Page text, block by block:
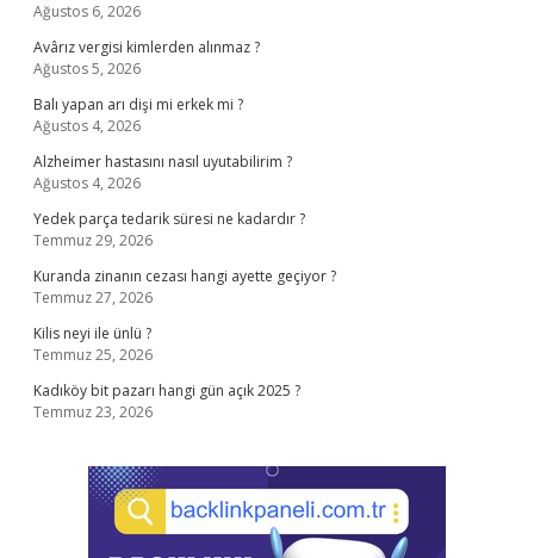
Ağustos 6, 2026
Avârız vergisi kimlerden alınmaz ?
Ağustos 5, 2026
Balı yapan arı dişi mi erkek mi ?
Ağustos 4, 2026
Alzheimer hastasını nasıl uyutabilirim ?
Ağustos 4, 2026
Yedek parça tedarik süresi ne kadardır ?
Temmuz 29, 2026
Kuranda zinanın cezası hangi ayette geçiyor ?
Temmuz 27, 2026
Kilis neyi ile ünlü ?
Temmuz 25, 2026
Kadıköy bit pazarı hangi gün açık 2025 ?
Temmuz 23, 2026